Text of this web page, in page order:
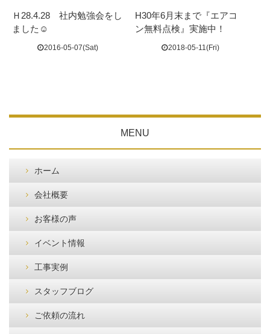
Ｈ28.4.28 社内勉強会をし
ました☺
2016-05-07(Sat)
H30年6月末まで『エアコ
ン無料点検』実施中！
2018-05-11(Fri)
MENU
ホーム
会社概要
お客様の声
イベント情報
工事実例
スタッフブログ
ご依頼の流れ